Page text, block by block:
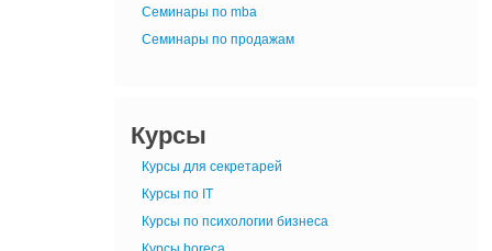
Семинары по mba
Семинары по продажам
Курсы
Курсы для секретарей
Курсы по IT
Курсы по психологии бизнеса